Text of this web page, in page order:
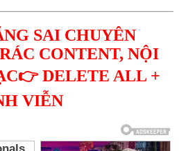
SAI CHUYÊN
CONTENT, NỘI
DELETE ALL +
VIỄN